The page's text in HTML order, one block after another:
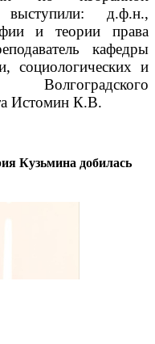
выступили: д.ф.н.,
и теории права
кафедры
социологических и
Истомин К.В.
Кузьмина добилась